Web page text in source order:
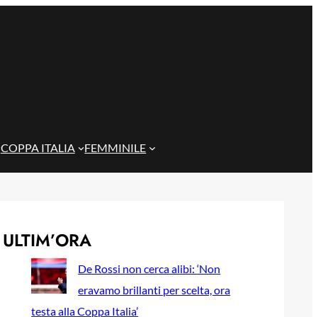
COPPA ITALIA FEMMINILE
ULTIM’ORA
De Rossi non cerca alibi: ‘Non
eravamo brillanti per scelta, ora
testa alla Coppa Italia’